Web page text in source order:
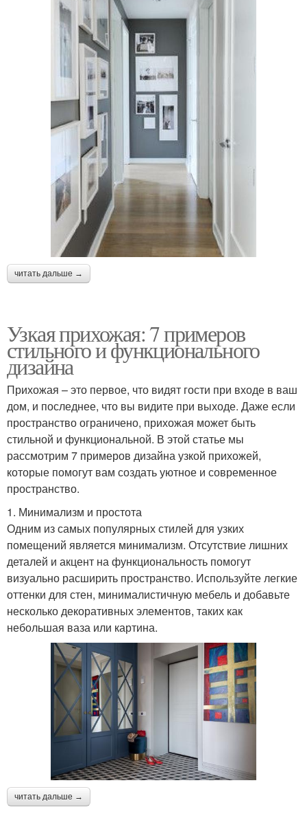
читать дальше →
Узкая прихожая: 7 примеров
стильного и функционального
дизайна
Прихожая – это первое, что видят гости при входе в ваш
дом, и последнее, что вы видите при выходе. Даже если
пространство ограничено, прихожая может быть
стильной и функциональной. В этой статье мы
рассмотрим 7 примеров дизайна узкой прихожей,
которые помогут вам создать уютное и современное
пространство.
1. Минимализм и простота
Одним из самых популярных стилей для узких
помещений является минимализм. Отсутствие лишних
деталей и акцент на функциональность помогут
визуально расширить пространство. Используйте легкие
оттенки для стен, минималистичную мебель и добавьте
несколько декоративных элементов, таких как
небольшая ваза или картина.
читать дальше →